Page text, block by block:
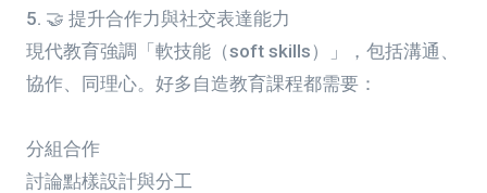
5. 🤝 提升合作力與社交表達能力
現代教育強調「軟技能（soft skills）」，包括溝通、
協作、同理心。好多自造教育課程都需要：
分組合作
討論點樣設計與分工